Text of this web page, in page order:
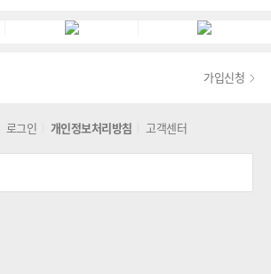
가입신청
로그인 개인정보처리방침 고객센터